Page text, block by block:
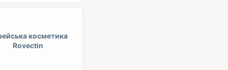
косметика
Rovectin